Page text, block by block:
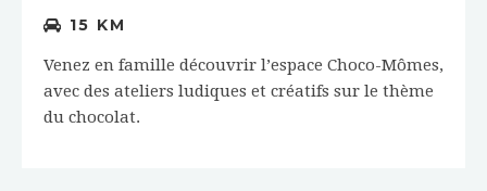
15 KM
Venez en famille découvrir l’espace Choco-Mômes,
avec des ateliers ludiques et créatifs sur le thème
du chocolat.